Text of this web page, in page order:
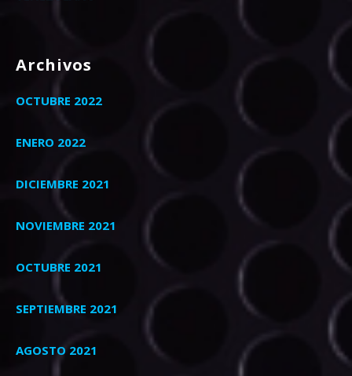
Archivos
OCTUBRE 2022
ENERO 2022
DICIEMBRE 2021
NOVIEMBRE 2021
OCTUBRE 2021
SEPTIEMBRE 2021
AGOSTO 2021